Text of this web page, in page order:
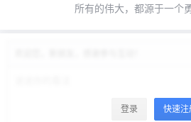
所有的伟大，都源于一个
登录 快速注